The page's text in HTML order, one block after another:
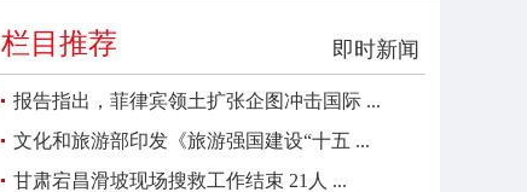
即时新闻
栏目推荐
报告指出，菲律宾领土扩张企图冲击国际 ...
文化和旅游部印发《旅游强国建设“十五 ...
甘肃宕昌滑坡现场搜救工作结束 21人 ...